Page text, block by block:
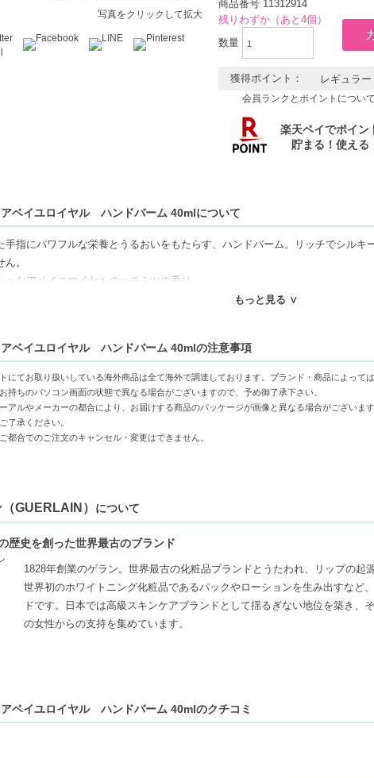
写真をクリックして拡大
商品番号 11312914
残りわずか（あと4個）
数量
獲得ポイント： レギュラー
会員ランクとポイントについて
ベイユロイヤル ハンドバーム 40mlについて
手指にパワフルな栄養とうるおいをもたらす、ハンドバーム。リッチでシルキ
。
ュなアベイユロイヤルのハチミツの香り。
特徴】
感と快適さ-乾燥から手指をしっかり守り、リッチでシルキーな使用感を実現。
の香り-フレッシュなアベイユロイヤルの香りが、心を癒しながら手肌を保湿。
に便利なサイズ-40mlでバックに収まりやすく、いつでもどこでも手肌のケア
方へおすすめ】
】
もっと見る ∨
ベイユロイヤル ハンドバーム 40mlの注意事項
にてお取り扱いしている海外商品は全て海外で調達しております。ブランド・商品によって
持ちのパソコン画面の状態で異なる場合がございますので、予め御了承下さい。
アルやメーカーの都合により、お届けする商品のパッケージが画像と異なる場合がございま
了承ください。
都合でのご注文のキャンセル・変更はできません。
GUERLAIN） について
歴史を創った世界最古のブランド
1828年創業のゲラン。世界最古の化粧品ブランドとうたわれ、リップの起
世界初のホワイトニング化粧品であるパックやローションを生み出すなど
ドです。日本では高級スキンケアブランドとして揺るぎない地位を築き、
の女性からの支持を集めています。
ベイユロイヤル ハンドバーム 40mlのクチコミ